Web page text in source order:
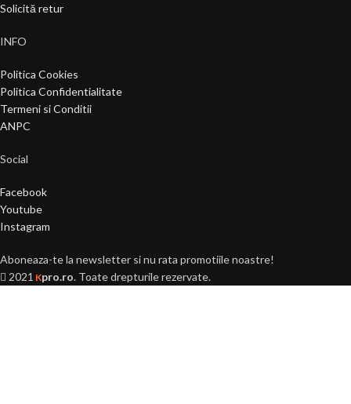
Solicită retur
INFO
Politica Cookies
Politica Confidentialitate
Termeni si Conditii
ANPC
Social
Facebook
Youtube
Instagram
Aboneaza-te la newsletter si nu rata promotiile noastre!
2021 Kpro.ro. Toate drepturile rezervate.